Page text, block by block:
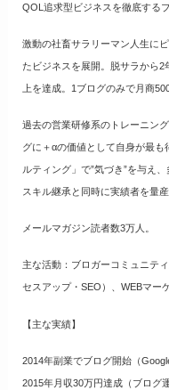
QOL追求型ビジネスを徹底する
激動の社畜サラリーマン人生に
たビジネスを展開。脱サラから
上を達成。1ブログのみで月商
過去の営業研修系のトレーニン
グに＋αの価値として自身が最
ルティング」で”気づき”を与え
スキル継承と同時に実績者を量産
メールマガジン読者数3万人。
主な活動：ブロガーコミュニテ
セスアップ・SEO）、WEBマー
【主な実績】
2014年副業でブログ開始（
2015年月収30万円達成（ブログ運